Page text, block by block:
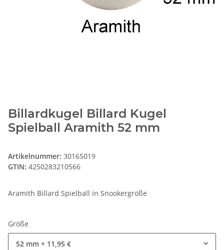
Billardkugel Billard Kugel
Spielball Aramith 52 mm
Artikelnummer: 30165019
GTIN: 4250283210566
Aramith Billard Spielball in Snookergröße
Größe
52 mm + 11,95 €